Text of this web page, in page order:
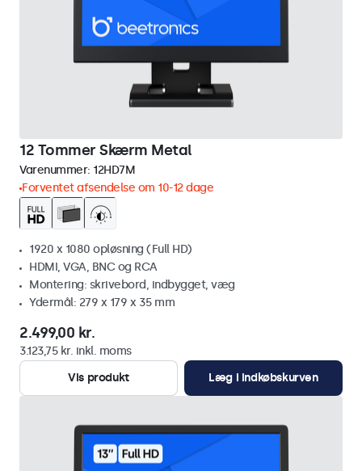
12 Tommer Skærm Metal
Varenummer: 12HD7M
Forventet afsendelse om 10-12 dage
1920 x 1080 opløsning (Full HD)
HDMI, VGA, BNC og RCA
Montering: skrivebord, indbygget, væg
Ydermål: 279 x 179 x 35 mm
2.499,00 kr.
3.123,75 kr. inkl. moms
Vis produkt
Læg i indkøbskurven